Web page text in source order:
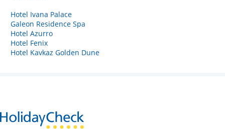
Hotel Ivana Palace
Galeon Residence Spa
Hotel Azurro
Hotel Fenix
Hotel Kavkaz Golden Dune